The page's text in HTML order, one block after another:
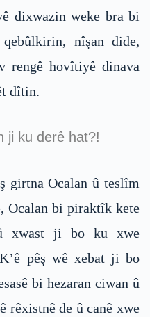
dixwazin weke bra bi
nîşan dide,
rengê hovîtiyê dinava
dîtin.
ji ku derê hat?!
girtna Ocalan û teslîm
Ocalan bi piraktîk kete
xwast ji bo ku xwe
pêş wê xebat ji bo
bi hezaran ciwan û
rêxistnê de û canê xwe